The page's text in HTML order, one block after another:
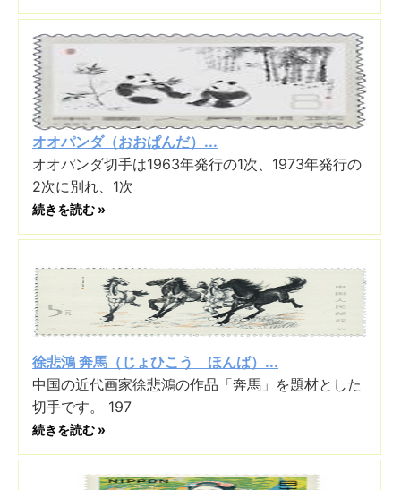
オオパンダ（おおぱんだ）...
オオパンダ切手は1963年発行の1次、1973年発行の
2次に別れ、1次
続きを読む »
徐悲鴻 奔馬（じょひこう ほんば）...
中国の近代画家徐悲鴻の作品「奔馬」を題材とした
切手です。 197
続きを読む »